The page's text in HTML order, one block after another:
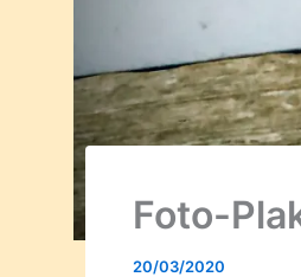
Foto-
20/03/2020